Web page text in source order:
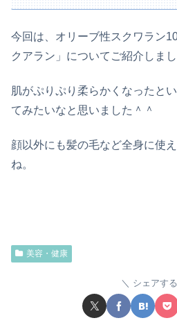
今回は、オリーブ性スクワラン
クアラン」についてご紹介しまし
肌がぷりぷり柔らかくなったと
てみたいなと思いました＾＾
顔以外にも髪の毛など全身に使
ね。
美容・健康
シェアする